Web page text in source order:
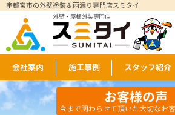
宇都宮市の外壁塗装＆雨漏り専門店スミタイ
外壁・屋根外装専門店
会社案内 施工事例 スタッフ紹介
お客様の声
今まで関わらせて頂いた大切なお